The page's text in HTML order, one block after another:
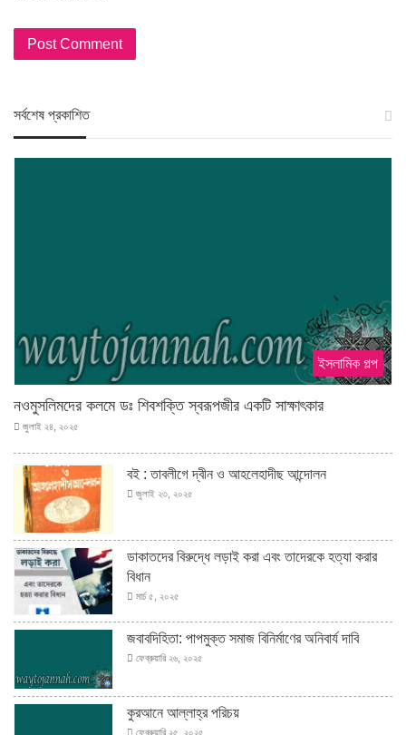
স‍র্বশেষ প্রকাশিত
ইসলামিক গল্প
নওমুসলিমদের কলমে ডঃ শিবশক্তি স্বরূপজীর একটি সাক্ষাৎকার
জুলাই ২৪, ২০২৫
বই : তাবলীগে দ্বীন ও আহলেহাদীছ আন্দোলন
জুলাই ২৩, ২০২৫
ডাকাতদের বিরুদ্ধে লড়াই করা এবং তাদেরকে হত্যা করার
বিধান
মার্চ ৫, ২০২৫
জবাবদিহিতা: পাপমুক্ত সমাজ বিনির্মাণের অনিবার্য দাবি
ফেব্রুয়ারি ২৬, ২০২৫
কুরআনে আল্লাহ্‌র পরিচয়
ফেব্রুয়ারি ২৫, ২০২৫